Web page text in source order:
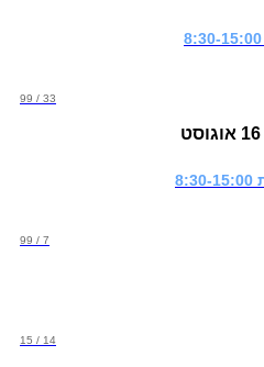
33 / 99
16 אוגוסט
7 / 99
14 / 15